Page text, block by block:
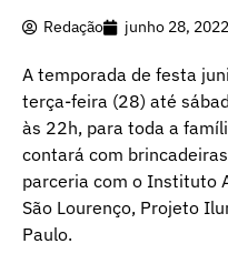
Redação junho 28, 2022
A temporada de festa
terça-feira (28) até
às 22h, para toda a
contará com
parceria com o Instituto
São Lourenço, Projeto
Paulo.